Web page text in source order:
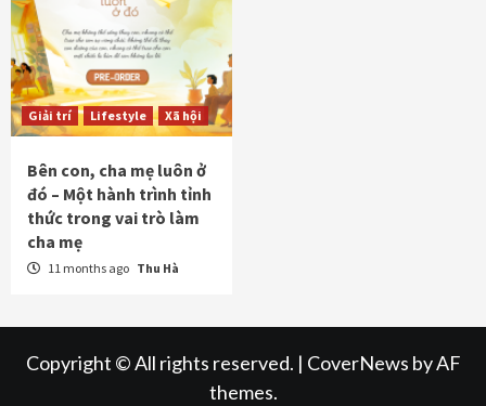
Giải trí Lifestyle Xã hội
Bên con, cha mẹ luôn ở
đó – Một hành trình tỉnh
thức trong vai trò làm
cha mẹ
11 months ago Thu Hà
Copyright © All rights reserved. | CoverNews by AF
themes.